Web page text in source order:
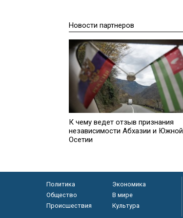
Новости партнеров
К чему ведет отзыв признания
независимости Абхазии и Южной
Осетии
Политика
Экономика
Общество
В мире
Происшествия
Культура